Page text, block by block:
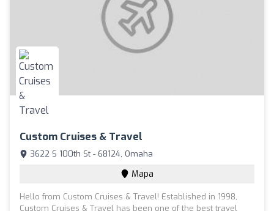
Custom Cruises & Travel
3622 S 100th St - 68124, Omaha
Mapa
Hello from Custom Cruises & Travel! Established in 1998,
Custom Cruises & Travel has been one of the best travel